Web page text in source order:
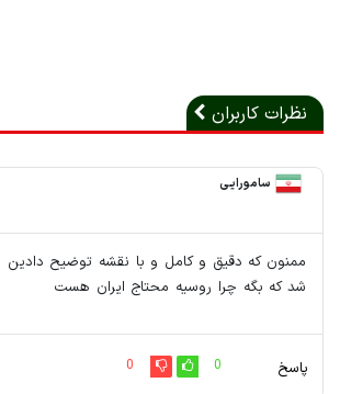
نظرات کاربران
سامورایی
ممنون که دقیق و کامل و با نقشه توضیح دادین
شد که بگه چرا روسیه محتاج ایران هست
پاسخ 0
0